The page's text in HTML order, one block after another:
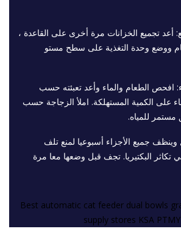
أعد تجميع الخزانات مرة أخرى على القاعدة ،
ووضع وحدة التغذية على سطح مستو
افحص الطعام والماء وأعد تعبئته حسب
2-3 أيام بناء على الكمية المستهلكة. املأ الزجاجة حسب
للمياه.
جميع الأجزاء أسبوعيا لمنع تلف
تكاثر البكتيريا. تجف قبل وضعها معا مرة